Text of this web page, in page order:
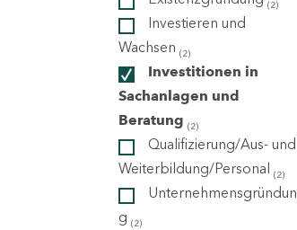
(2)
Investieren und
Wachsen (2)
Investitionen in
Sachanlagen und
Beratung (2)
Qualifizierung/Aus- und
Weiterbildung/Personal (2)
Unternehmensgründun
g (2)